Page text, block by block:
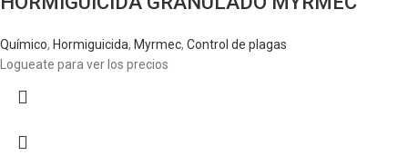
Químico, Hormiguicida, Myrmec, Control de plagas
Logueate para ver los precios